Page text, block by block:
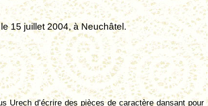
15 juillet 2004, à Neuchâtel.
Urech d’écrire des pièces de caractère dansant pour